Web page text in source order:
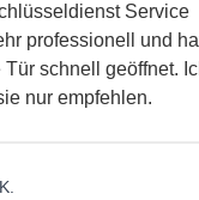
Service
und hat
schnell geöffnet. Ich
empfehlen.